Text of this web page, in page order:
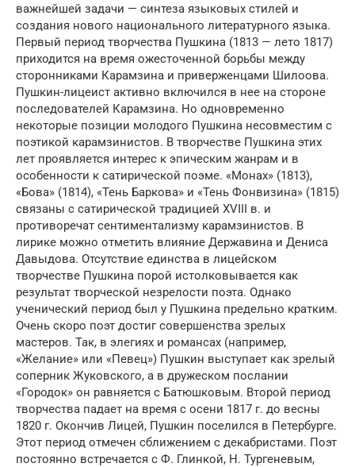
важнейшей задачи — синтеза языковых стилей и
создания нового национального литературного языка.
Первый период творчества Пушкина (1813 — лето 1817)
приходится на время ожесточенной борьбы между
сторонниками Карамзина и приверженцами Шилоова.
Пушкин-лицеист активно включился в нее на стороне
последователей Карамзина. Но одновременно
некоторые позиции молодого Пушкина несовместим с
поэтикой карамзинистов. В творчестве Пушкина этих
лет проявляется интерес к эпическим жанрам и в
особенности к сатирической поэме. «Монах» (1813),
«Бова» (1814), «Тень Баркова» и «Тень Фонвизина» (1815)
связаны с сатирической традицией XVIII в. и
противоречат сентиментализму карамзинистов. В
лирике можно отметить влияние Державина и Дениса
Давыдова. Отсутствие единства в лицейском
творчестве Пушкина порой истолковывается как
результат творческой незрелости поэта. Однако
ученический период был у Пушкина предельно кратким.
Очень скоро поэт достиг совершенства зрелых
мастеров. Так, в элегиях и романсах (например,
«Желание» или «Певец») Пушкин выступает как зрелый
соперник Жуковского, а в дружеском послании
«Городок» он равняется с Батюшковым. Второй период
творчества падает на время с осени 1817 г. до весны
1820 г. Окончив Лицей, Пушкин поселился в Петербурге.
Этот период отмечен сближением с декабристами. Поэт
постоянно встречается с Ф. Глинкой, Н. Тургеневым,